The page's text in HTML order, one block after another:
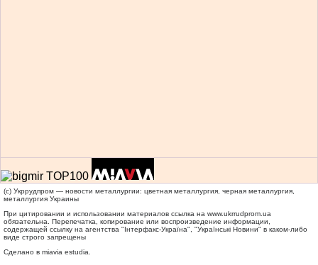
(c) Укррудпром — новости металлургии: цветная металлургия, черная металлургия,
металлургия Украины
При цитировании и использовании материалов ссылка на www.ukrrudprom.ua
обязательна. Перепечатка, копирование или воспроизведение информации,
содержащей ссылку на агентства "Iнтерфакс-Україна", "Українськi Новини" в каком-либо
виде строго запрещены
Сделано в miavia estudia.